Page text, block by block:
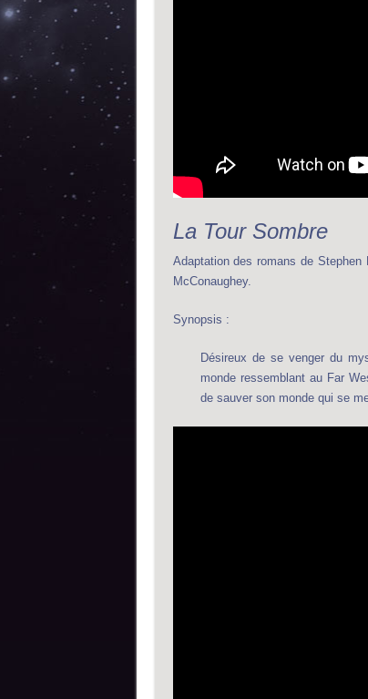
La Tour Sombre
Adaptation des romans de
McConaughey.
Synopsis :
Désireux de se venger du
monde ressemblant au Far
de sauver son monde qui se